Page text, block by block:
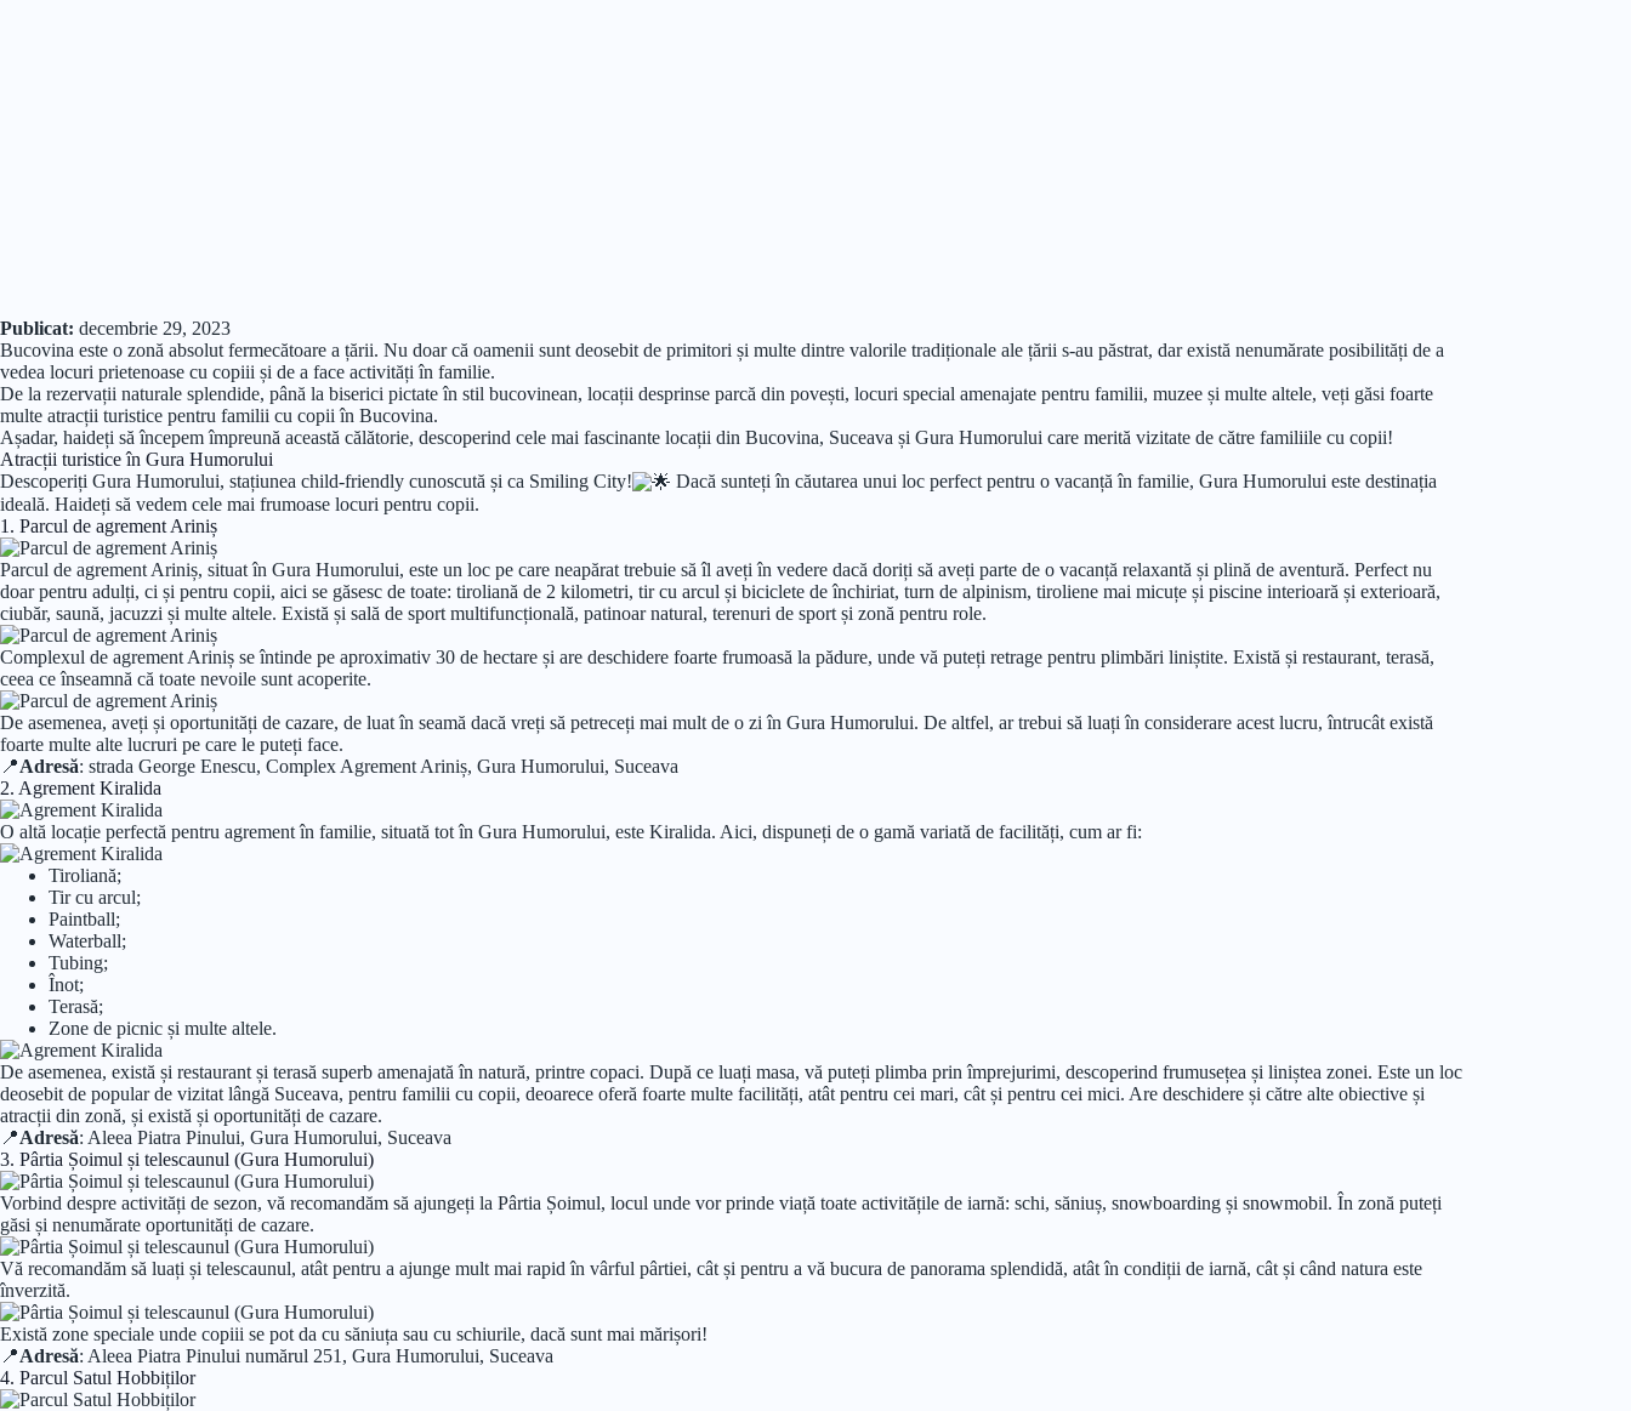
Publicat: decembrie 29, 2023
Bucovina este o zonă absolut fermecătoare a țării. Nu doar că oamenii sunt deosebit de primitori și multe dintre valorile tradiționale ale țării s-au păstrat, dar există nenumărate posibilități de a
vedea locuri prietenoase cu copiii și de a face activități în familie.
De la rezervații naturale splendide, până la biserici pictate în stil bucovinean, locații desprinse parcă din povești, locuri special amenajate pentru familii, muzee și multe altele, veți găsi foarte
multe atracții turistice pentru familii cu copii în Bucovina.
Așadar, haideți să începem împreună această călătorie, descoperind cele mai fascinante locații din Bucovina, Suceava și Gura Humorului care merită vizitate de către familiile cu copii!
Atracții turistice în Gura Humorului
Descoperiți Gura Humorului, stațiunea child-friendly cunoscută și ca Smiling City!
Dacă sunteți în căutarea unui loc perfect pentru o vacanță în familie, Gura Humorului este destinația
ideală. Haideți să vedem cele mai frumoase locuri pentru copii.
1. Parcul de agrement Ariniș
Parcul de agrement Ariniș, situat în Gura Humorului, este un loc pe care neapărat trebuie să îl aveți în vedere dacă doriți să aveți parte de o vacanță relaxantă și plină de aventură. Perfect nu
doar pentru adulți, ci și pentru copii, aici se găsesc de toate: tiroliană de 2 kilometri, tir cu arcul și biciclete de închiriat, turn de alpinism, tiroliene mai micuțe și piscine interioară și exterioară,
ciubăr, saună, jacuzzi și multe altele. Există și sală de sport multifuncțională, patinoar natural, terenuri de sport și zonă pentru role.
Complexul de agrement Ariniș se întinde pe aproximativ 30 de hectare și are deschidere foarte frumoasă la pădure, unde vă puteți retrage pentru plimbări liniștite. Există și restaurant, terasă,
ceea ce înseamnă că toate nevoile sunt acoperite.
De asemenea, aveți și oportunități de cazare, de luat în seamă dacă vreți să petreceți mai mult de o zi în Gura Humorului. De altfel, ar trebui să luați în considerare acest lucru, întrucât există
foarte multe alte lucruri pe care le puteți face.
📍Adresă: strada George Enescu, Complex Agrement Ariniș, Gura Humorului, Suceava
2. Agrement Kiralida
O altă locație perfectă pentru agrement în familie, situată tot în Gura Humorului, este Kiralida. Aici, dispuneți de o gamă variată de facilități, cum ar fi:
Tiroliană;
Tir cu arcul;
Paintball;
Waterball;
Tubing;
Înot;
Terasă;
Zone de picnic și multe altele.
De asemenea, există și restaurant și terasă superb amenajată în natură, printre copaci. După ce luați masa, vă puteți plimba prin împrejurimi, descoperind frumusețea și liniștea zonei. Este un loc
deosebit de popular de vizitat lângă Suceava, pentru familii cu copii, deoarece oferă foarte multe facilități, atât pentru cei mari, cât și pentru cei mici. Are deschidere și către alte obiective și
atracții din zonă, și există și oportunități de cazare.
📍Adresă: Aleea Piatra Pinului, Gura Humorului, Suceava
3. Pârtia Șoimul și telescaunul (Gura Humorului)
Vorbind despre activități de sezon, vă recomandăm să ajungeți la Pârtia Șoimul, locul unde vor prinde viață toate activitățile de iarnă: schi, săniuș, snowboarding și snowmobil. În zonă puteți
găsi și nenumărate oportunități de cazare.
Vă recomandăm să luați și telescaunul, atât pentru a ajunge mult mai rapid în vârful pârtiei, cât și pentru a vă bucura de panorama splendidă, atât în condiții de iarnă, cât și când natura este
înverzită.
Există zone speciale unde copiii se pot da cu săniuța sau cu schiurile, dacă sunt mai mărișori!
📍Adresă: Aleea Piatra Pinului numărul 251, Gura Humorului, Suceava
4. Parcul Satul Hobbiților